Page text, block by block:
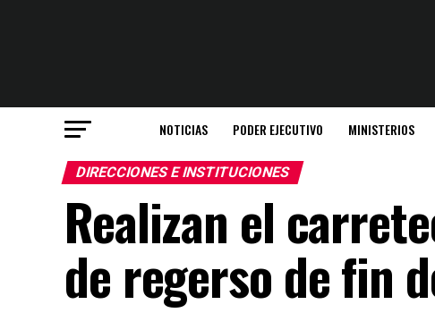
NOTICIAS PODER EJECUTIVO MINISTERIOS
DIRECCIONES E INSTITUCIONES
Realizan el
de regerso de fin